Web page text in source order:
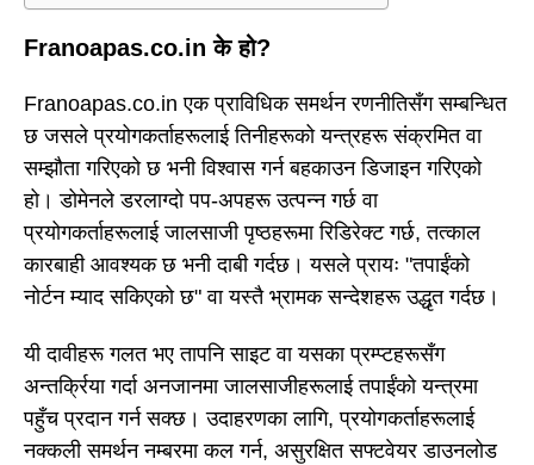
Franoapas.co.in के हो?
Franoapas.co.in एक प्राविधिक समर्थन रणनीतिसँग सम्बन्धित
छ जसले प्रयोगकर्ताहरूलाई तिनीहरूको यन्त्रहरू संक्रमित वा
सम्झौता गरिएको छ भनी विश्वास गर्न बहकाउन डिजाइन गरिएको
हो। डोमेनले डरलाग्दो पप-अपहरू उत्पन्न गर्छ वा
प्रयोगकर्ताहरूलाई जालसाजी पृष्ठहरूमा रिडिरेक्ट गर्छ, तत्काल
कारबाही आवश्यक छ भनी दाबी गर्दछ। यसले प्रायः "तपाईंको
नोर्टन म्याद सकिएको छ" वा यस्तै भ्रामक सन्देशहरू उद्धृत गर्दछ।
यी दावीहरू गलत भए तापनि साइट वा यसका प्रम्प्टहरूसँग
अन्तर्क्रिया गर्दा अनजानमा जालसाजीहरूलाई तपाईंको यन्त्रमा
पहुँच प्रदान गर्न सक्छ। उदाहरणका लागि, प्रयोगकर्ताहरूलाई
नक्कली समर्थन नम्बरमा कल गर्न, असुरक्षित सफ्टवेयर डाउनलोड